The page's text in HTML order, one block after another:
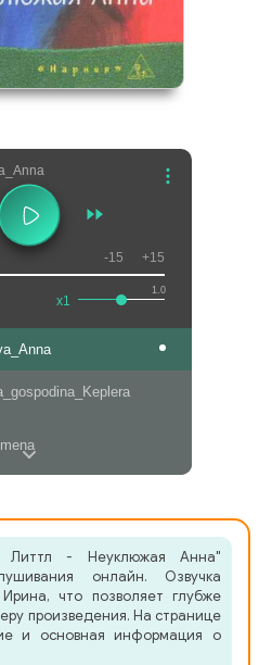
1.0
x1
-15 +15
Литтл - Неуклюжая Анна"
онлайн. Озвучка
что позволяет глубже
произведения. На странице
и основная информация о